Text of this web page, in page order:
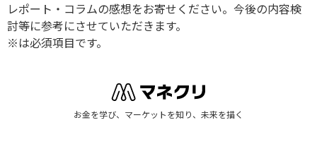
レポート・コラムの感想をお寄せください。今後の内容検
討等に参考にさせていただきます。
※は必須項目です。
お金を学び、マーケットを知り、未来を描く